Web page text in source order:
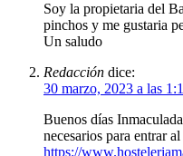
Soy la propietaria del
pinchos y me gustaria
Un saludo
Redacción dice:
30 marzo, 2023 a las
Buenos días
necesarios para entrar
https://